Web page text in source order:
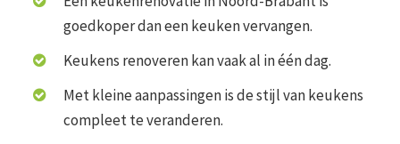
goedkoper dan een keuken vervangen.
Keukens renoveren kan vaak al in één dag.
Met kleine aanpassingen is de stijl van keukens
compleet te veranderen.